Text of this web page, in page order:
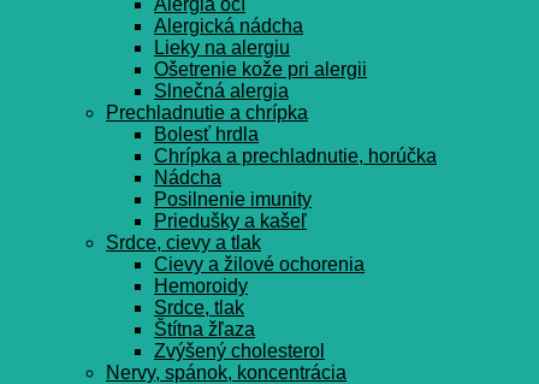
Alergia očí
Alergická nádcha
Lieky na alergiu
Ošetrenie kože pri alergii
Slnečná alergia
Prechladnutie a chrípka
Bolesť hrdla
Chrípka a prechladnutie, horúčka
Nádcha
Posilnenie imunity
Priedušky a kašeľ
Srdce, cievy a tlak
Cievy a žilové ochorenia
Hemoroidy
Srdce, tlak
Štítna žľaza
Zvýšený cholesterol
Nervy, spánok, koncentrácia